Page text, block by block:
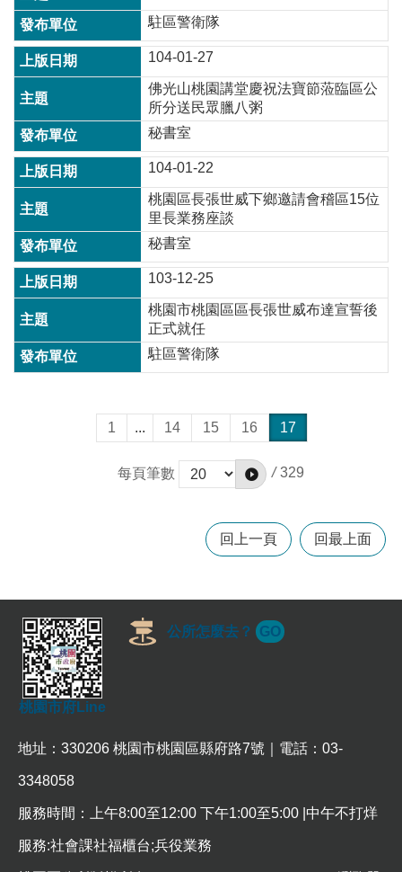
政
信
箱
常
見
問
題
桃
園
市
政
府
n
g
i
資
料
開
放
宣
告
站
全
政
駐區警衛隊
104-01-27
佛光山桃園講堂慶祝法寶節蒞臨區公
所分送民眾臘八粥
秘書室
104-01-22
桃園區長張世威下鄉邀請會稽區15位
里長業務座談
秘書室
103-12-25
桃園市桃園區區長張世威布達宣誓後
正式就任
駐區警衛隊
1 ... 14 15 16 17
每頁筆數 / 329
回上一頁 回最上面
桃園市府Line
公所怎麼去？ GO
地址：330206 桃園市桃園區縣府路7號｜電話：03-
3348058
服務時間：上午8:00至12:00 下午1:00至5:00 |中午不打烊
服務:社會課社福櫃台;兵役業務